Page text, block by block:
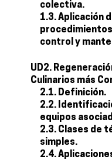
colectiva.
1.3. Aplicación
control y
UD2.
Culinarios más
2.1. Definición.
2.2.
equipos
2.3. Clases de
simples.
2.4.